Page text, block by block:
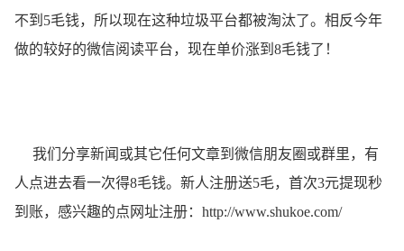
不到5毛钱，所以现在这种垃圾平台都被淘汰了。相反今年
做的较好的微信阅读平台，现在单价涨到8毛钱了！
我们分享新闻或其它任何文章到微信朋友圈或群里，有
人点进去看一次得8毛钱。新人注册送5毛，首次3元提现秒
到账，感兴趣的点网址注册： http://www.shukoe.com/